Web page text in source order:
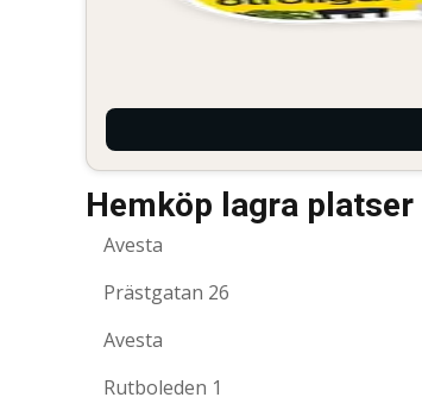
Hemköp lagra
Avesta
Prästgatan 26
Avesta
Rutboleden 1